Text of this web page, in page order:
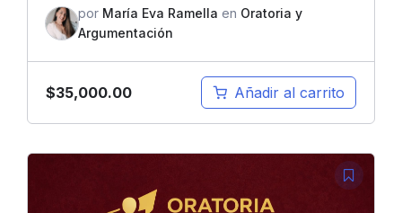
por María Eva Ramella en Oratoria y
Argumentación
$35,000.00 Añadir al carrito